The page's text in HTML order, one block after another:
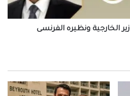
الخارجية ونظيره الفرنسى